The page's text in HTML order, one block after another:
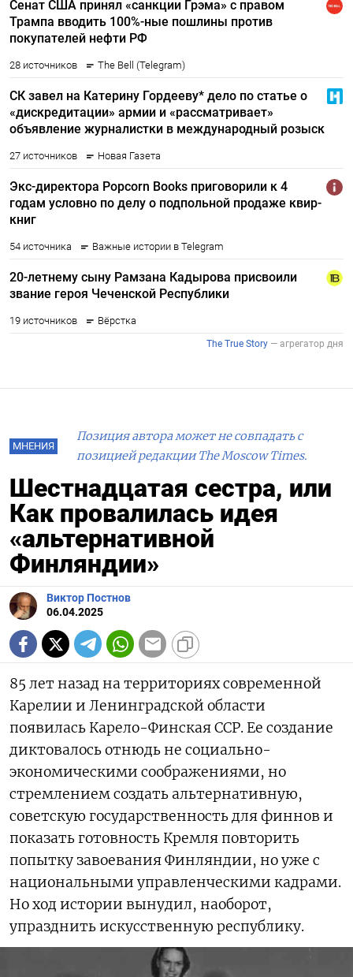
МНЕНИЯ
Позиция автора может не совпадать с
позицией редакции The Moscow Times.
Шестнадцатая сестра, или
Как провалилась идея
«альтернативной
Финляндии»
Виктор Постнов
06.04.2025
85 лет назад на территориях современной
Карелии и Ленинградской области
появилась Карело-Финская ССР. Ее создание
диктовалось отнюдь не социально-
экономическими соображениями, но
стремлением создать альтернативную,
советскую государственность для финнов и
показать готовность Кремля повторить
попытку завоевания Финляндии, но уже с
национальными управленческими кадрами.
Но ход истории вынудил, наоборот,
упразднить искусственную республику.